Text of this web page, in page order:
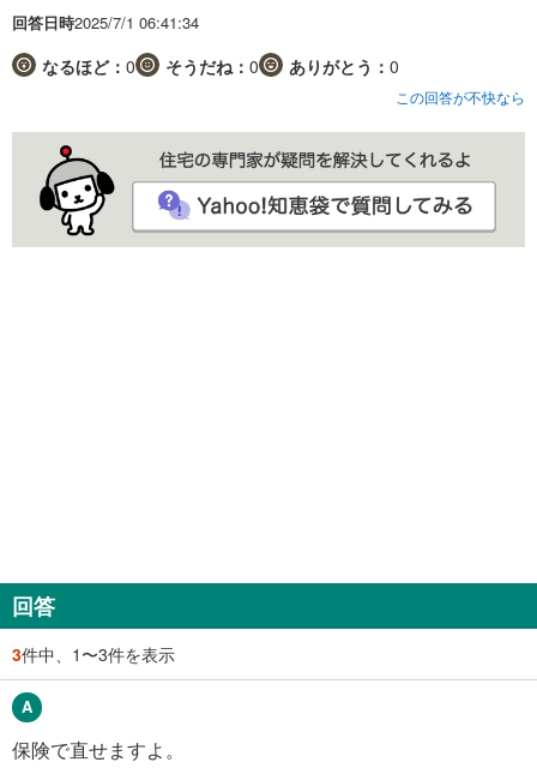
回答日時2025/7/1 06:41:34
なるほど： 0 そうだね： 0 ありがとう： 0
この回答が不快なら
回答
3件中、1〜3件を表示
保険で直せますよ。